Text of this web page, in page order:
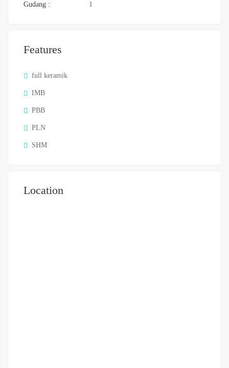
Gudang : 1
Features
full keramik
IMB
PBB
PLN
SHM
Location